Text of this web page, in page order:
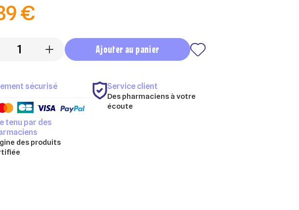
€
+ Ajouter au panier
sécurisé Service client
Des pharmaciens à votre
écoute
tenu par des
des produits